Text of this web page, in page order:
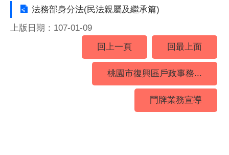
法務部身分法(民法親屬及繼承篇)
上版日期：107-01-09
回上一頁
回最上面
桃園市復興區戶政事務...
門牌業務宣導